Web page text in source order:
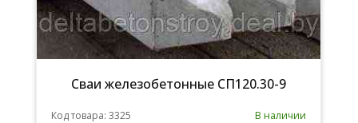
Сваи железобетонные СП120.30-9
Код товара: 3325 В наличии